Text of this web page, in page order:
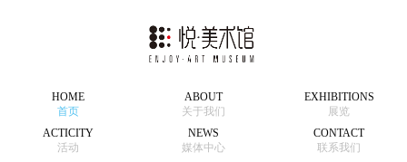
HOME
首页
ABOUT
关于我们
EXHIBITIONS
展览
ACTICITY
活动
NEWS
媒体中心
CONTACT
联系我们